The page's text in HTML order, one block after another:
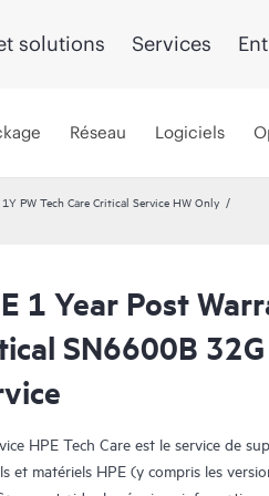
solutions Services
Réseau Logiciels
1Y PW Tech Care Critical Service HW Only
1 Year Post
SN6600B
HPE Tech Care est le service de
et matériels HPE (y compris les